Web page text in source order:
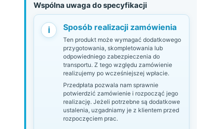
Wspólna uwaga do specyfikacji
i Sposób realizacji zamówienia
Ten produkt może wymagać dodatkowego
przygotowania, skompletowania lub
odpowiedniego zabezpieczenia do
transportu. Z tego względu zamówienie
realizujemy po wcześniejszej wpłacie.
Przedpłata pozwala nam sprawnie
potwierdzić zamówienie i rozpocząć jego
realizację. Jeżeli potrzebne są dodatkowe
ustalenia, uzgadniamy je z klientem przed
rozpoczęciem prac.